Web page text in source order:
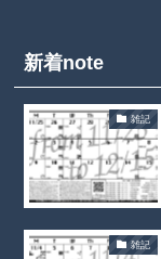
新着note
Warning:
Undefined
array key
"no_cat_tag" in
雑記
雑記